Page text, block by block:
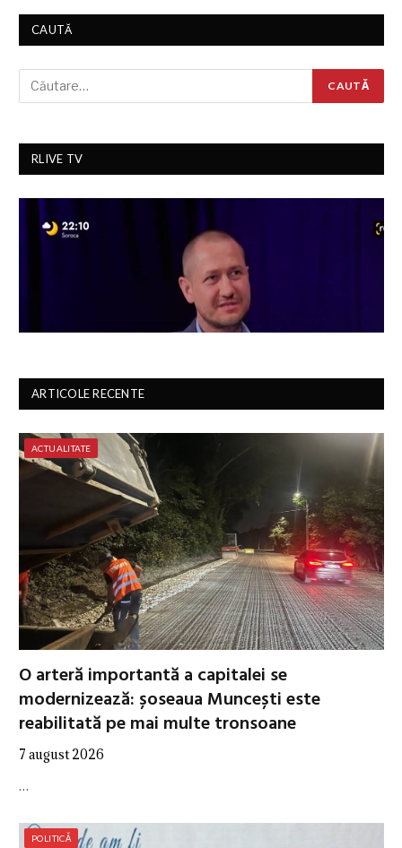
CAUTĂ
RLIVE TV
ARTICOLE RECENTE
ACTUALITATE
O arteră importantă a capitalei se
modernizează: șoseaua Muncești este
reabilitată pe mai multe tronsoane
7 august 2026
…
POLITICĂ